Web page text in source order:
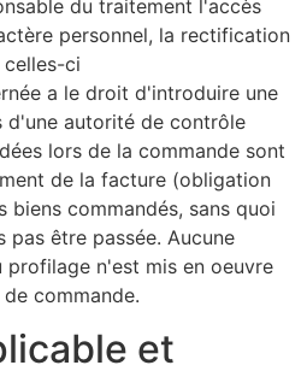
du traitement l'accès
personnel, la rectification
ci
a le droit d'introduire une
d'une autorité de contrôle
lors de la commande sont
de la facture (obligation
biens commandés, sans quoi
pas être passée. Aucune
n'est mis en oeuvre
commande.
et